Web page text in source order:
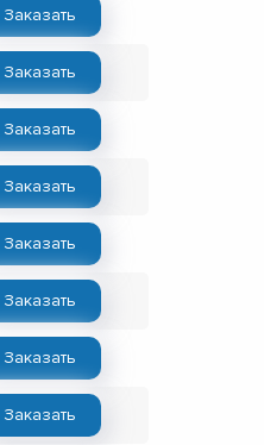
Заказать
Заказать
Заказать
Заказать
Заказать
Заказать
Заказать
Заказать